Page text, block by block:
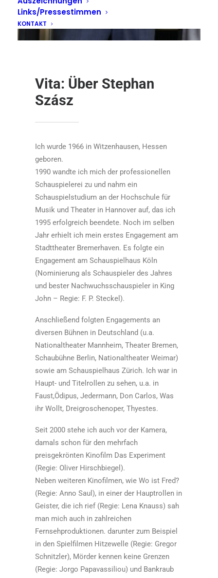
Links/Pressestimmen
KONTAKT
Vita: Über Stephan
Szász
Ich wurde 1966 in Witzenhausen, Hessen
geboren.
1990 wandte ich mich der professionellen
Schauspielerei zu und nahm ein
Schauspielstudium an der Hochschule für
Musik und Theater in Hannover auf, das ich
1995 erfolgreich beendete. Noch im selben
Jahr erhielt ich mein erstes Engagement am
Stadttheater Bremerhaven. Es folgte ein
Engagement am Schauspielhaus Köln
(Nominierung als Schauspieler des Jahres
und bester Nachwuchsschauspieler in King
John – Regie: F. P. Steckel).
Anschließend folgten Engagements an
diversen Bühnen in Deutschland (u.a.
Nationaltheater Mannheim, Theater Bremen,
Schaubühne Berlin, Nationaltheater Weimar)
sowie am Schauspielhaus Zürich. Ich war in
Haupt- und Titelrollen zu sehen, u.a. in
Faust,Ödipus, Jedermann, Don Carlos, Was
ihr Wollt, Dreigroschenoper, Thyestes.
Seit 2000 stehe ich auch vor der Kamera,
damals schon für den mehrfach
preisgekrönten Kinofilm Das Experiment
(Regie: Oliver Hirschbiegel).
Neben weiteren Kinofilmen, wie Wo ist Fred?
(Regie: Anno Saul), in einer der Hauptrollen in
Geister, die ich rief (Regie: Lena Knauss) sah
man mich auch in zahlreichen
Fernsehproduktionen. darunter zum Beispiel
in den Spielfilmen Hitzewelle (Regie: Gregor
Schnitzler), Mörder kennen keine Grenzen
(Regie: Jorgo Papavassiliou) und Bankraub